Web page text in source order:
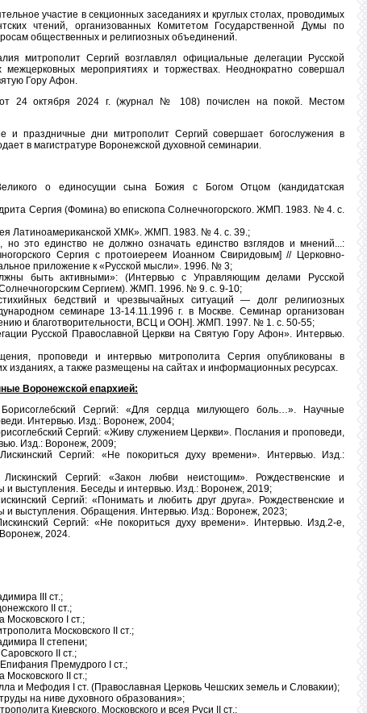
участие в секционных заседаниях и круглых столах, проводимых
чтений, организованных Комитетом Государственной Думы по
общественных и религиозных объединений.
митрополит Сергий возглавлял официальные делегации Русской
мероприятиях и торжествах. Неоднократно совершал
Гору Афон.
24 октября 2024 г. (журнал № 108) почислен на покой. Местом
и праздничные дни митрополит Сергий совершает богослужения в
в магистратуре Воронежской духовной семинарии.
о единосущии сына Божия с Богом Отцом (кандидатская
Сергия (Фомина) во епископа Солнечногорского. ЖМП. 1983. № 4. с.
Латиноамериканской ХМК». ЖМП. 1983. № 4. с. 39.;
это единство не должно означать единство взглядов и мнений...:
Сергия с протоиереем Иоанном Свиридовым] // Церковно-
приложение к «Русской мысли». 1996. № 3;
быть активными»: (Интервью с Управляющим делами Русской
Сергием). ЖМП. 1996. № 9. с. 9-10;
бедствий и чрезвычайных ситуаций — долг религиозных
семинаре 13-14.11.1996 г. в Москве. Семинар организован
и благотворительности, ВСЦ и ООН]. ЖМП. 1997. № 1. с. 50-55;
Русской Православной Церкви на Святую Гору Афон». Интервью.
проповеди и интервью митрополита Сергия опубликованы в
изданиях, а также размещены на сайтах и информационных ресурсах.
Воронежской епархией:
Сергий: «Для сердца милующего боль…». Научные
Интервью. Изд.: Воронеж, 2004;
Сергий: «Живу служением Церкви». Послания и проповеди,
Изд.: Воронеж, 2009;
Сергий: «Не покориться духу времени». Интервью. Изд.:
Сергий: «Закон любви неистощим». Рождественские и
и выступления. Беседы и интервью. Изд.: Воронеж, 2019;
Сергий: «Понимать и любить друг друга». Рождественские и
и выступления. Обращения. Интервью. Изд.: Воронеж, 2023;
Сергий: «Не покориться духу времени». Интервью. Изд.2-е,
2024.
III ст.;
II ст.;
Московского I ст.;
Московского II ст.;
II степени;
II ст.;
Премудрого I ст.;
Московского II ст.;
и Мефодия I ст. (Православная Церковь Чешских земель и Словакии);
на ниве духовного образования»;
Киевского, Московского и всея Руси II ст.;